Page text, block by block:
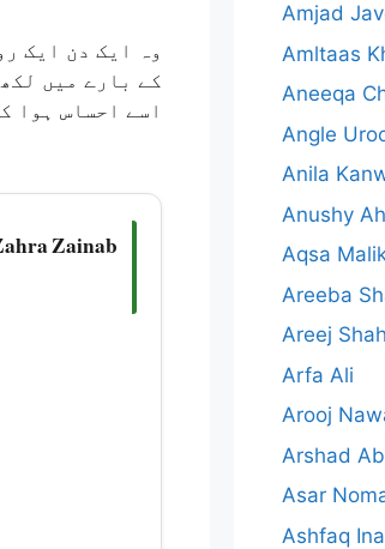
وہ ایک دن ایک
کے بارے میں
اسے احساس ہوا
Zainab
Amjad
Amltaas
Aneeqa
Angle
Anila
Anushy
Aqsa
Areeba
Areej Shah
Arfa Ali
Arooj
Arshad
Asar
Ashfaq